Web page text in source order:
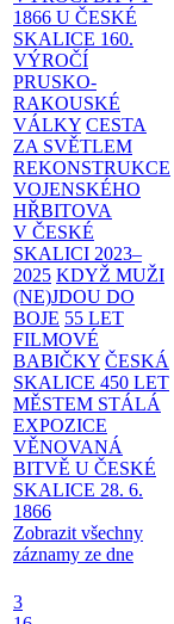
1866 U ČESKÉ
SKALICE 160.
VÝROČÍ
PRUSKO-
RAKOUSKÉ
VÁLKY CESTA
ZA SVĚTLEM
REKONSTRUKCE
VOJENSKÉHO
HŘBITOVA
V ČESKÉ
SKALICI 2023–
2025 KDYŽ MUŽI
(NE)JDOU DO
BOJE 55 LET
FILMOVÉ
BABIČKY ČESKÁ
SKALICE 450 LET
MĚSTEM STÁLÁ
EXPOZICE
VĚNOVANÁ
BITVĚ U ČESKÉ
SKALICE 28. 6.
1866
Zobrazit všechny
záznamy ze dne
3